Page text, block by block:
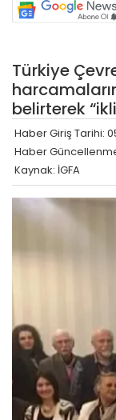
Türkiye
belirterek
Haber Giriş Tarihi:
Haber
Kaynak: İGFA